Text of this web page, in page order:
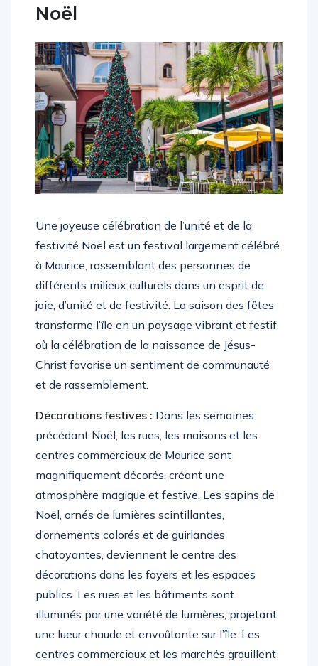
Noël
Une joyeuse célébration de l’unité et de la
festivité Noël est un festival largement célébré
à Maurice, rassemblant des personnes de
différents milieux culturels dans un esprit de
joie, d’unité et de festivité. La saison des fêtes
transforme l’île en un paysage vibrant et festif,
où la célébration de la naissance de Jésus-
Christ favorise un sentiment de communauté
et de rassemblement.
Décorations festives : Dans les semaines
précédant Noël, les rues, les maisons et les
centres commerciaux de Maurice sont
magnifiquement décorés, créant une
atmosphère magique et festive. Les sapins de
Noël, ornés de lumières scintillantes,
d’ornements colorés et de guirlandes
chatoyantes, deviennent le centre des
décorations dans les foyers et les espaces
publics. Les rues et les bâtiments sont
illuminés par une variété de lumières, projetant
une lueur chaude et envoûtante sur l’île. Les
centres commerciaux et les marchés grouillent